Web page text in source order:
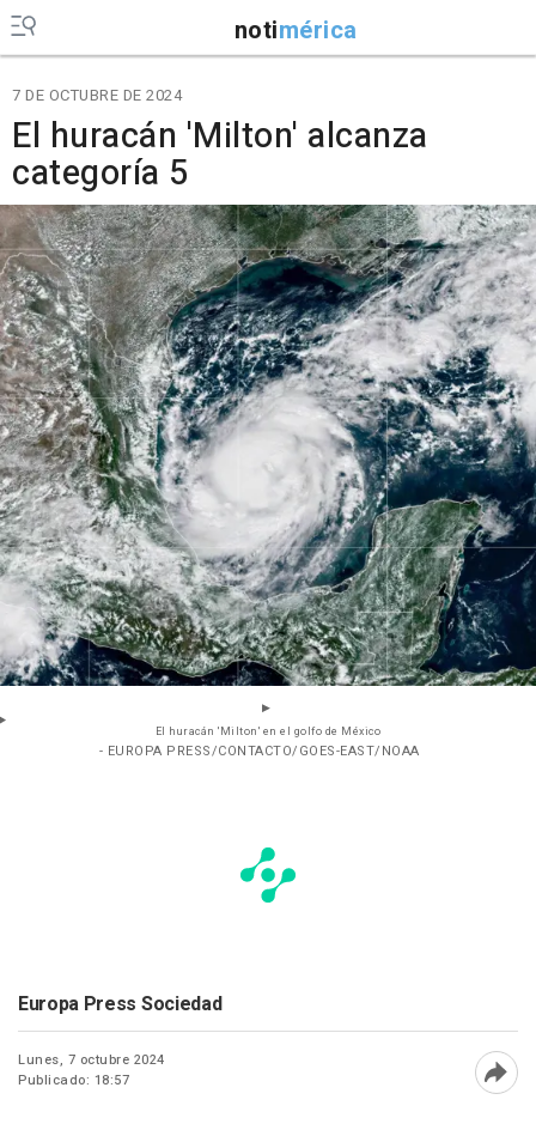
notimérica
7 DE OCTUBRE DE 2024
El huracán 'Milton' alcanza
categoría 5
El huracán 'Milton' en el golfo de México
- EUROPA PRESS/CONTACTO/GOES-EAST/NOAA
Europa Press Sociedad
Lunes, 7 octubre 2024
Publicado: 18:57